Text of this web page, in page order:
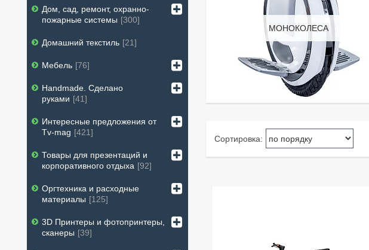
МОНОКОЛЕСА
Дом, сад, ремонт, охранно-
пожарные системы
300
Домашний текстиль 21
Мебель 76
Handmade. Сделано
руками
41
Интересные предложения от
Tv-mag
421
Товары для презентаций и
корпоративного отдыха 92
Оргтехника и расходные
материалы
125
3D Принтеры и фотопринтеры,
сканеры
39